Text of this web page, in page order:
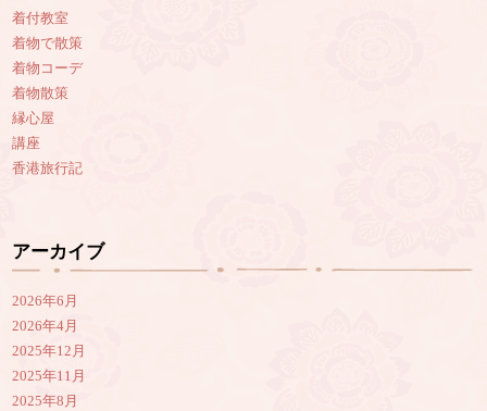
着付教室
着物で散策
着物コーデ
着物散策
縁心屋
講座
香港旅行記
アーカイブ
2026年6月
2026年4月
2025年12月
2025年11月
2025年8月